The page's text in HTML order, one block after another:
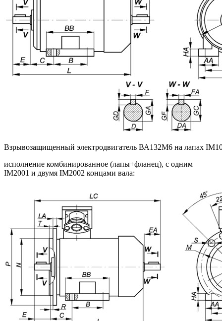
Взрывозащищенный электродвигатель ВА132M6 на лапах
исполнение комбинированное (лапы+фланец), с одним
IM2001 и двумя IM2002 концами вала: